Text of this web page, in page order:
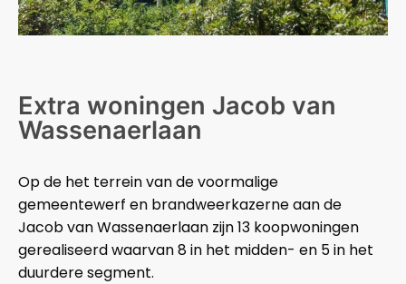
Extra woningen Jacob van
Wassenaerlaan
Op de het terrein van de voormalige
gemeentewerf en brandweerkazerne aan de
Jacob van Wassenaerlaan zijn 13 koopwoningen
gerealiseerd waarvan 8 in het midden- en 5 in het
duurdere segment.